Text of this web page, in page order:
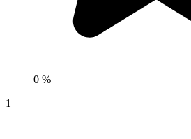
0 %
1